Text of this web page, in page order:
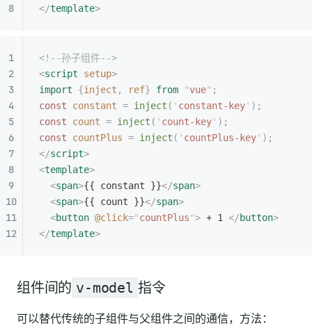
</template>
<!--孙子组件-->
<script setup>
import {inject , ref} from "vue" ;
const constant = inject ( ' constant-key' );
const count = inject ( ' count-key' );
const countPlus = inject ( ' countPlus-key' );
</script>
<template>
  <
span>{{ constant }}</span>
  <
span>{{ count }}</span>
  <
button @click="countPlus"> + 1 </button>
</template>
组件间的 v-model 指令
可以替代传统的子组件与父组件之间的通信，方法：